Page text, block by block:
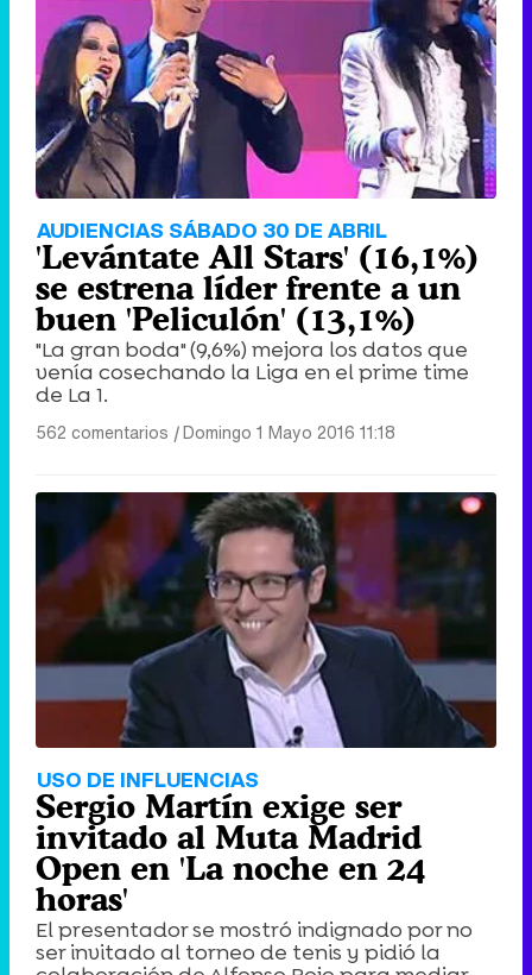
AUDIENCIAS SÁBADO 30 DE ABRIL
'Levántate All Stars' (16,1%)
se estrena líder frente a un
buen 'Peliculón' (13,1%)
"La gran boda" (9,6%) mejora los datos que
venía cosechando la Liga en el prime time
de La 1.
562 comentarios |Domingo 1 Mayo 2016 11:18
USO DE INFLUENCIAS
Sergio Martín exige ser
invitado al Muta Madrid
Open en 'La noche en 24
horas'
El presentador se mostró indignado por no
ser invitado al torneo de tenis y pidió la